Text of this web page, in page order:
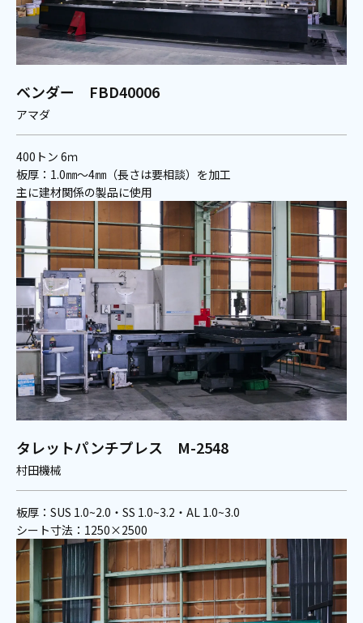
ベンダー FBD40006
アマダ
400トン 6ｍ
板厚：1.0㎜～4㎜（長さは要相談）を加工
主に建材関係の製品に使用
タレットパンチプレス M-2548
村田機械
板厚：SUS 1.0~2.0・SS 1.0~3.2・AL 1.0~3.0
シート寸法：1250×2500